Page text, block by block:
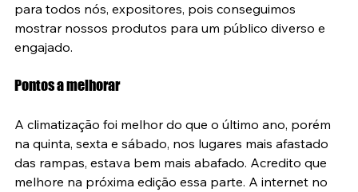
para todos nós, expositores, pois conseguimos
mostrar nossos produtos para um público diverso e
engajado.
Pontos a melhorar
A climatização foi melhor do que o último ano, porém
na quinta, sexta e sábado, nos lugares mais afastado
das rampas, estava bem mais abafado. Acredito que
melhore na próxima edição essa parte. A internet no